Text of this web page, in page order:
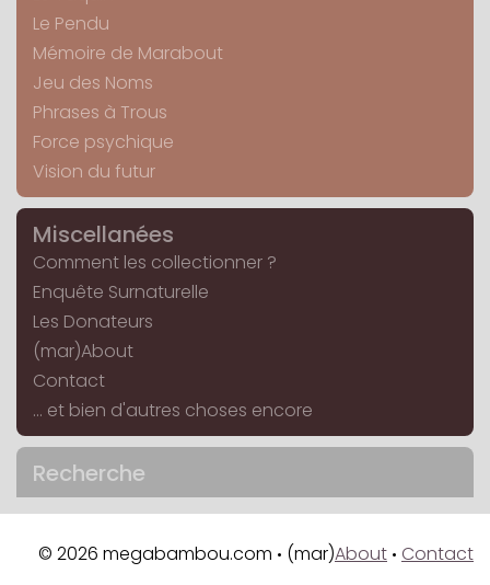
Le Pendu
Mémoire de Marabout
Jeu des Noms
Phrases à Trous
Force psychique
Vision du futur
Miscellanées
Comment les collectionner ?
Enquête Surnaturelle
Les Donateurs
(mar)About
Contact
... et bien d'autres choses encore
Recherche
© 2026 megabambou.com • (mar)About • Contact